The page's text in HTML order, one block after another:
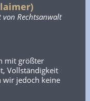
von Rechtsanwalt
mit größter
Vollständigkeit
wir jedoch keine